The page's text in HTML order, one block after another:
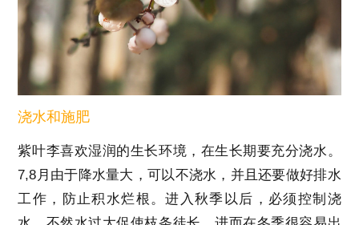
浇水和施肥
紫叶李喜欢湿润的生长环境，在生长期要充分浇水。
7,8月由于降水量大，可以不浇水，并且还要做好排水
工作，防止积水烂根。进入秋季以后，必须控制浇